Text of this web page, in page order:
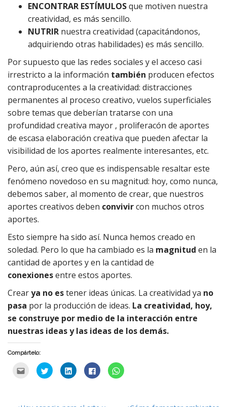
ENCONTRAR ESTÍMULOSque motiven nuestra
creatividad, es más sencillo.
NUTRIR nuestra creatividad (capacitándonos,
adquiriendo otras habilidades) es más sencillo.
Por supuesto que las redes sociales y el acceso casi
irrestricto a la información también producen efectos
contraproducentes a la creatividad: distracciones
permanentes al proceso creativo, vuelos superficiales
sobre temas que deberían tratarse con una
profundidad creativa mayor , proliferacón de aportes
de escasa elaboración creativa que pueden afectar la
visibilidad de los aportes realmente interesantes, etc.
Pero, aún así, creo que es indispensable resaltar este
fenómeno novedoso en su magnitud: hoy, como nunca,
debemos saber, al momento de crear, que nuestros
aportes creativos deben convivircon muchos otros
aportes.
Esto siempre ha sido así. Nunca hemos creado en
soledad. Pero lo que ha cambiado es la magnitud en la
cantidad de aportes y en la cantidad de
conexionesentre estos aportes.
Crearya no estener ideas únicas. La creatividad ya no
pasa por la producción de ideas. La creatividad, hoy,
se construye por medio de la interacción entre
nuestras ideas y las ideas de los demás.
Compártelo:
i
H
a
i
H
a
i
H
a
i
C
l